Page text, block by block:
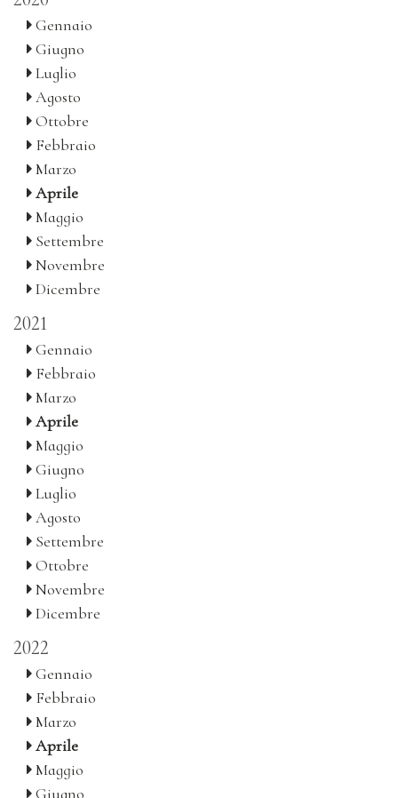
Gennaio
Giugno
Luglio
Agosto
Ottobre
Febbraio
Marzo
Aprile
Maggio
Settembre
Novembre
Dicembre
2021
Gennaio
Febbraio
Marzo
Aprile
Maggio
Giugno
Luglio
Agosto
Settembre
Ottobre
Novembre
Dicembre
2022
Gennaio
Febbraio
Marzo
Aprile
Maggio
Giugno